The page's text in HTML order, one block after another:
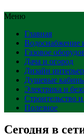
Меню
Главная
Водоснабжение
Газовое
Дача и огород
Дизайн
Душевые
Электрика и
Строительство
Полезное
Сегодня в